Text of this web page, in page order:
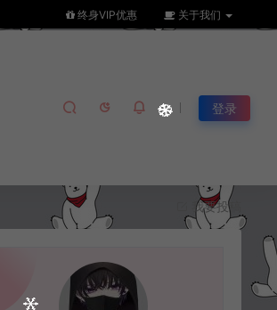
终身VIP优惠 关于我们
登录
我要投稿